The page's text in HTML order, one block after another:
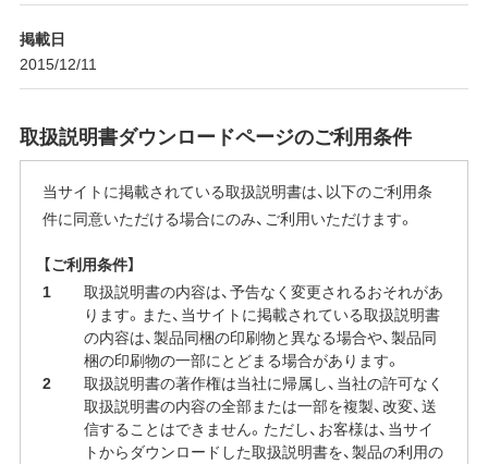
掲載日
2015/12/11
取扱説明書ダウンロードページのご利用条件
当サイトに掲載されている取扱説明書は、以下のご利用条
件に同意いただける場合にのみ、ご利用いただけます。
【ご利用条件】
取扱説明書の内容は、予告なく変更されるおそれがあ
ります。また、当サイトに掲載されている取扱説明書
の内容は、製品同梱の印刷物と異なる場合や、製品同
梱の印刷物の一部にとどまる場合があります。
取扱説明書の著作権は当社に帰属し、当社の許可なく
取扱説明書の内容の全部または一部を複製、改変、送
信することはできません。ただし、お客様は、当サイ
トからダウンロードした取扱説明書を、製品の利用の